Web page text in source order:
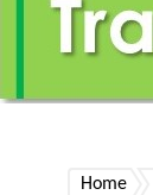
Home